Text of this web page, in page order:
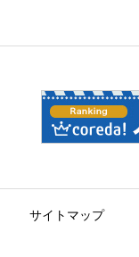
サイトマップ